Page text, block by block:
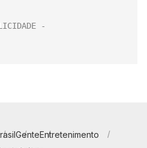
GenteEntretenimento